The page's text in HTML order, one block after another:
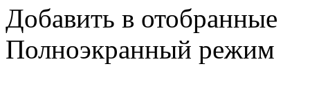
Добавить в отобранные
Полноэкранный режим